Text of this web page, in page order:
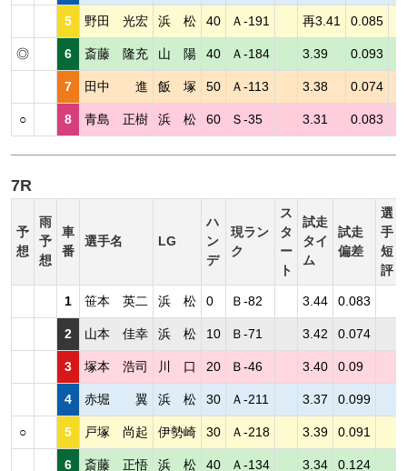
5 野田 光宏 浜 松 40 Ａ-191 再3.41 0.085
◎ 6 斎藤 隆充 山 陽 40 Ａ-184 3.39 0.093
7 田中 進 飯 塚 50 Ａ-113 3.38 0.074
○ 8 青島 正樹 浜 松 60 Ｓ-35 3.31 0.083
7R
予
想
雨
予
想
車
番
選手名 LG
ハ
ン
デ
現ラン
ク
ス
タ
ー
ト
試走
タイ
ム
試走
偏差
選
手
短
評
1 笹本 英二 浜 松 0 Ｂ-82 3.44 0.083
2 山本 佳幸 浜 松 10 Ｂ-71 3.42 0.074
3 塚本 浩司 川 口 20 Ｂ-46 3.40 0.09
4 赤堀 翼 浜 松 30 Ａ-211 3.37 0.099
○ 5 戸塚 尚起 伊勢崎 30 Ａ-218 3.39 0.091
6 斎藤 正悟 浜 松 40 Ａ-134 3.34 0.124